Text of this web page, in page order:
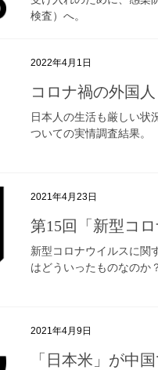
検査）へ。
2022年4月1日
コロナ禍の外国人
日本人の生活も厳しい状
ついての実情調査結果。
2021年4月23日
第15回「新型コ
新型コロナウイルスに関
はどういったものなのか
2021年4月9日
「日本米」が中